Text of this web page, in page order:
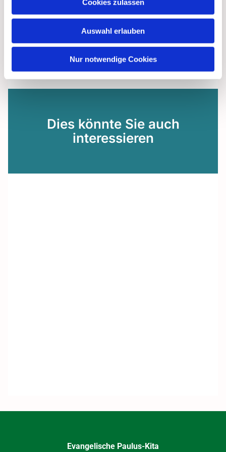
Cookies zulassen
Auswahl erlauben
Nur notwendige Cookies
Dies könnte Sie auch
interessieren
Evangelische Paulus-Kita